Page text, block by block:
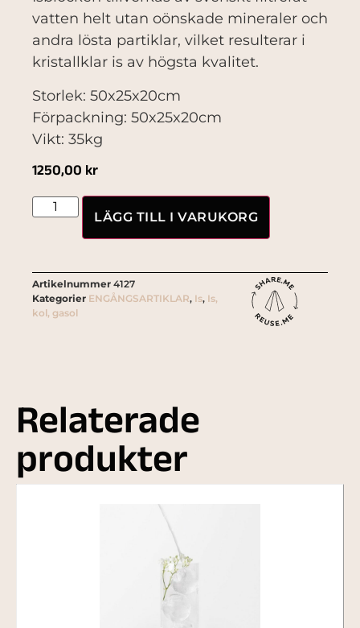
vatten helt utan oönskade mineraler och
andra lösta partiklar, vilket resulterar i
kristallklar is av högsta kvalitet.
Storlek: 50x25x20cm
Förpackning: 50x25x20cm
Vikt: 35kg
1250,00 kr
LÄGG TILL I VARUKORG
Artikelnummer 4127
Kategorier ENGÅNGSARTIKLAR, Is, Is,
kol, gasol
Relaterade
produkter